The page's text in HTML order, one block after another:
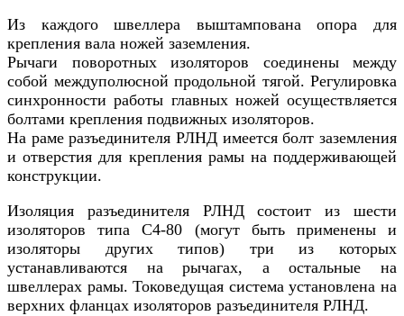
Из каждого швеллера выштампована опора для
крепления вала ножей заземления.
Рычаги поворотных изоляторов соединены между
собой междуполюсной продольной тягой. Регулировка
синхронности работы главных ножей осуществляется
болтами крепления подвижных изоляторов.
На раме разъединителя РЛНД имеется болт заземления
и отверстия для крепления рамы на поддерживающей
конструкции.
Изоляция разъединителя РЛНД состоит из шести
изоляторов типа С4-80 (могут быть применены и
изоляторы других типов) три из которых
устанавливаются на рычагах, а остальные на
швеллерах рамы. Токоведущая система установлена на
верхних фланцах изоляторов разъединителя РЛНД.